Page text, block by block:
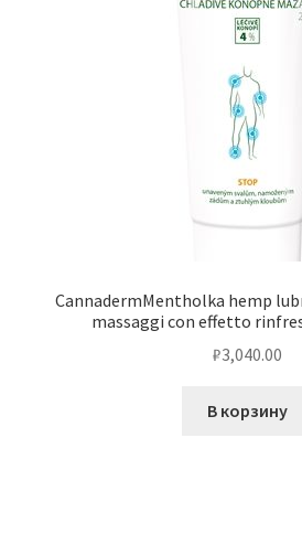
CannadermMentholka hemp
massaggi con effetto
₽3,040.00
В корзину